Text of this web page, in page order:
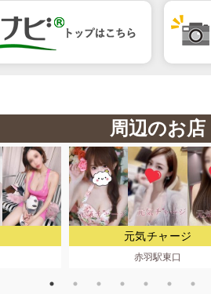
周辺のお店
元気チャージ
赤羽駅東口